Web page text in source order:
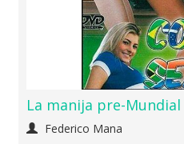
La manija pre-Mundial
Federico Mana